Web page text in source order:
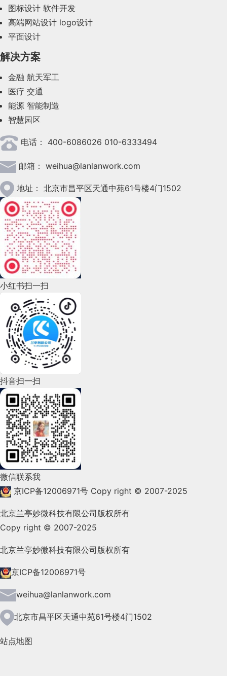
2023年8月(88)
2023年7月(62)
2023年6月(58)
2023年5月(28)
2023年4月(47)
2023年3月(37)
2023年2月(90)
2023年1月(78)
2022年12月(45)
2022年11月(69)
2022年10月(51)
2022年9月(135)
2022年8月(60)
2022年7月(111)
2022年6月(162)
2022年5月(143)
2022年4月(86)
2022年3月(119)
2022年2月(53)
2022年1月(99)
2021年12月(105)
2021年9月(153)
2021年8月(147)
2021年7月(149)
2021年6月(157)
2021年5月(124)
图标设计 软件开发
高端网站设计 logo设计
平面设计
解决方案
金融 航天军工
医疗 交通
能源 智能制造
智慧园区
电话： 400-6086026 010-6333494
邮箱： weihua@lanlanwork.com
地址： 北京市昌平区天通中苑61号楼4门1502
小红书扫一扫
抖音扫一扫
微信联系我
京ICP备12006971号 Copy right © 2007-2025
北京兰亭妙微科技有限公司版权所有
Copy right © 2007-2025
北京兰亭妙微科技有限公司版权所有
京ICP备12006971号
weihua@lanlanwork.com
北京市昌平区天通中苑61号楼4门1502
站点地图